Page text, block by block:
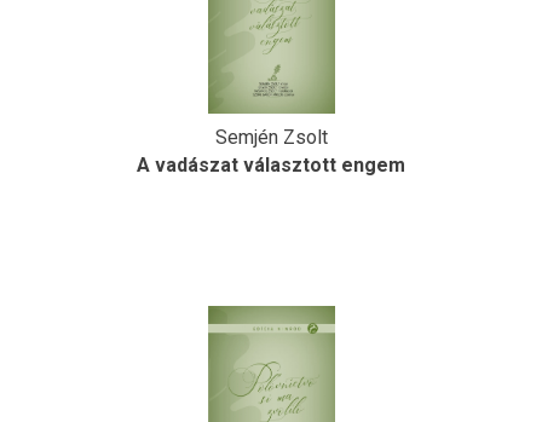
Semjén Zsolt
A vadászat választott engem